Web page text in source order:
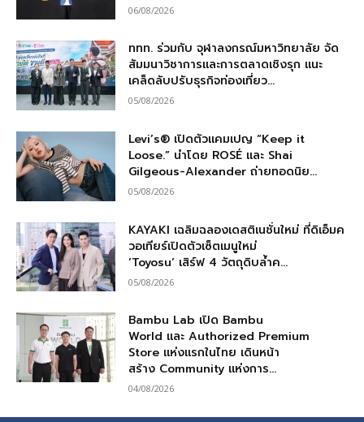
06/08/2026
ททท. ร่วมกับ จุฬาลงกรณ์มหาวิทยาลัย จัด
สัมมนาวิชาการและการตลาดเชิงรุก แนะ
เคล็ดลับปรับธุรกิจท่องเที่ยว...
05/08/2026
Levi’s® เปิดตัวแคมเปญ “Keep it
Loose.” นำโดย ROSÉ และ Shai
Gilgeous-Alexander ถ่ายทอดนิย...
05/08/2026
KAYAKI เฉลิมฉลองเดสติเนชั่นใหม่ ที่ดิเอ็มค
วอเทียร์เปิดตัวเซ็ตเมนูใหม่
‘Toyosu’ เสิร์ฟ 4 วัตถุดิบล้ำค...
05/08/2026
Bambu Lab เปิด Bambu
World และ Authorized Premium
Store แห่งแรกในไทย เดินหน้า
สร้าง Community แห่งการ...
04/08/2026